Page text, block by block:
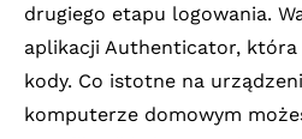
drugiego etapu logowania.
aplikacji Authenticator,
kody. Co istotne na
komputerze domowym